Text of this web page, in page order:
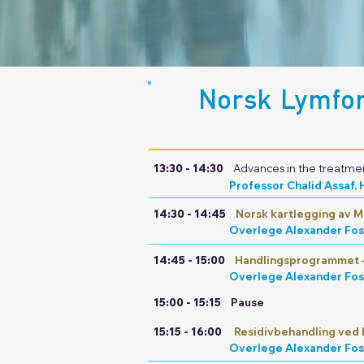
Norsk
13:30 - 14:30 Advances in the
Professor Chalid Assaf,
14:30 - 14:45
Norsk kartlegging av
Overlege Alexander
14:45 - 15:00
Handlingsprogrammet
Overlege Alexander
15:00 - 15:15 Pause
15:15 - 16:00
Residivbehandling
Overlege Alexander